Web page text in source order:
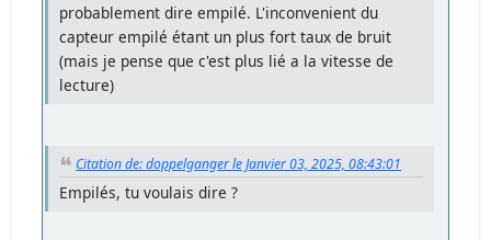
probablement dire empilé. L'inconvenient du
capteur empilé étant un plus fort taux de bruit
(mais je pense que c'est plus lié a la vitesse de
lecture)
Citation de: doppelganger le Janvier 03, 2025, 08:43:01
Empilés, tu voulais dire ?